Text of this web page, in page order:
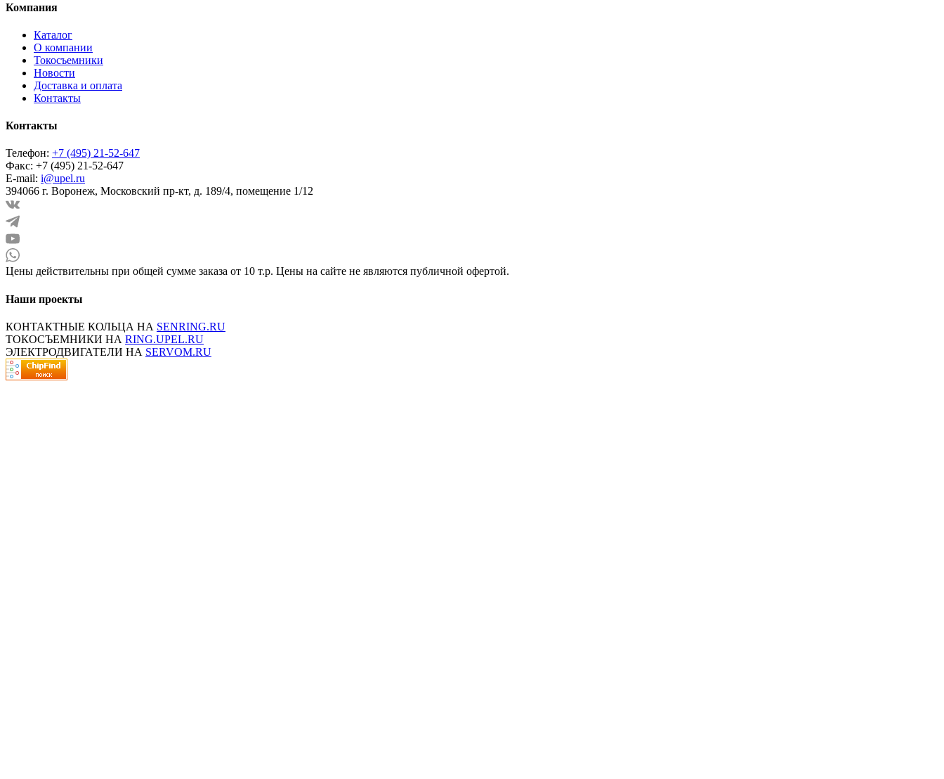
Компания
Каталог
О компании
Токосъемники
Новости
Доставка и оплата
Контакты
Контакты
Телефон: +7 (495) 21-52-647
Факс: +7 (495) 21-52-647
E-mail: i@upel.ru
394066 г. Воронеж, Московский пр-кт, д. 189/4, помещение 1/12
Цены действительны при общей сумме заказа от 10 т.р. Цены на сайте не являются публичной офертой.
Наши проекты
КОНТАКТНЫЕ КОЛЬЦА НА SENRING.RU
ТОКОСЪЕМНИКИ НА RING.UPEL.RU
ЭЛЕКТРОДВИГАТЕЛИ НА SERVOM.RU